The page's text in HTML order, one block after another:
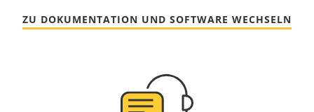
ZU DOKUMENTATION UND SOFTWARE WECHSELN